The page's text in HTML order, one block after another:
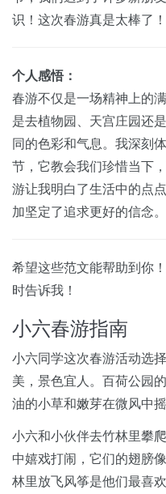
识！这次春游真是太棒了！
个人感悟：
春游不仅是一场精神上的
是去植物园、天宫庄园还
同的色彩和气息。我深刻
节，它教会我们珍惜当下
游让我明白了生活中的点
加坚定了追求更好的信念。
希望这些范文能帮助到你
时告诉我！
小六春游指南
小六同学这次春游活动选
美，景色宜人。百荷公园
油的小草和嫩芽在微风中
小六和小伙伴去竹林里攀
中嬉戏打闹，它们的翅膀
林里放飞风筝是他们最喜